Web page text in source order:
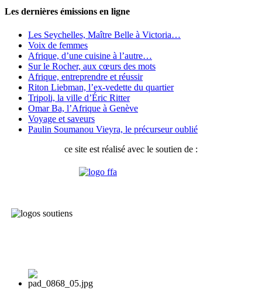
Les dernières émissions en ligne
Les Seychelles, Maître Belle à Victoria…
Voix de femmes
Afrique, d’une cuisine à l’autre…
Sur le Rocher, aux cœurs des mots
Afrique, entreprendre et réussir
Riton Liebman, l’ex-vedette du quartier
Tripoli, la ville d’Éric Ritter
Omar Ba, l’Afrique à Genève
Voyage et saveurs
Paulin Soumanou Vieyra, le précurseur oublié
ce site est réalisé avec le soutien de :